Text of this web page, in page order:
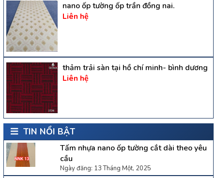
nano ốp tường ốp trần đồng nai.
Liên hệ
thảm trải sàn tại hồ chí minh- bình dương
Liên hệ
TIN NỔI BẬT
Tấm nhựa nano ốp tường cắt dài theo yêu
cầu
Ngày đăng: 13 Tháng Một, 2025